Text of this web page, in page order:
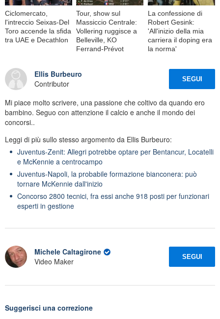
Ciclomercato,
l'intreccio Seixas-Del
Toro accende la sfida
tra UAE e Decathlon
Tour, show sul
Massiccio Centrale:
Vollering ruggisce a
Belleville, KO
Ferrand-Prévot
La confessione di
Robert Gesink:
'All'inizio della mia
carriera il doping era
la norma'
Ellis Burbeuro
Contributor
SEGUI
Mi piace molto scrivere, una passione che coltivo da quando ero
bambino. Seguo con attenzione il calcio e anche il mondo dei
concorsi..
Leggi di più sullo stesso argomento da Ellis Burbeuro:
Juventus-Zenit: Allegri potrebbe optare per Bentancur, Locatelli
e McKennie a centrocampo
Juventus-Napoli, la probabile formazione bianconera: può
tornare McKennie dall'inizio
Concorso 2800 tecnici, fra essi anche 918 posti per funzionari
esperti in gestione
Michele Caltagirone
Video Maker
SEGUI
Suggerisci una correzione